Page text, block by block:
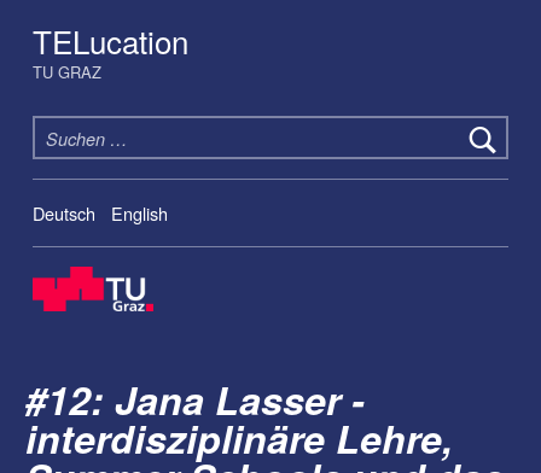
TELucation
TU GRAZ
Suchen nach:
Deutsch English
#12: Jana Lasser -
interdisziplinäre Lehre,